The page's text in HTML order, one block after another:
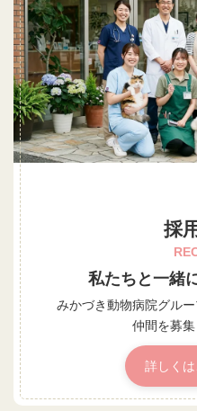
採
私たちと一緒
みかづき動物病院グル
仲間を募集
詳しく